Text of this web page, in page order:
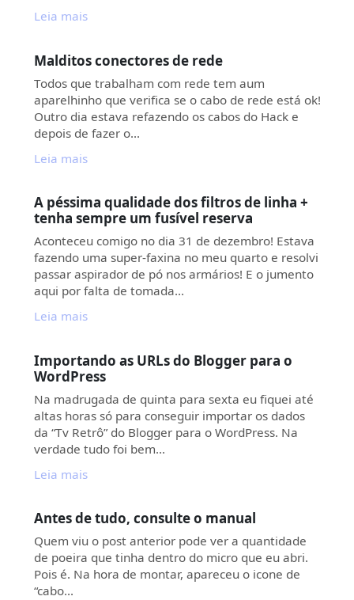
Leia mais
Malditos conectores de rede
Todos que trabalham com rede tem aum
aparelhinho que verifica se o cabo de rede está ok!
Outro dia estava refazendo os cabos do Hack e
depois de fazer o…
Leia mais
A péssima qualidade dos filtros de linha +
tenha sempre um fusível reserva
Aconteceu comigo no dia 31 de dezembro! Estava
fazendo uma super-faxina no meu quarto e resolvi
passar aspirador de pó nos armários! E o jumento
aqui por falta de tomada…
Leia mais
Importando as URLs do Blogger para o
WordPress
Na madrugada de quinta para sexta eu fiquei até
altas horas só para conseguir importar os dados
da “Tv Retrô” do Blogger para o WordPress. Na
verdade tudo foi bem…
Leia mais
Antes de tudo, consulte o manual
Quem viu o post anterior pode ver a quantidade
de poeira que tinha dentro do micro que eu abri.
Pois é. Na hora de montar, apareceu o icone de
“cabo…